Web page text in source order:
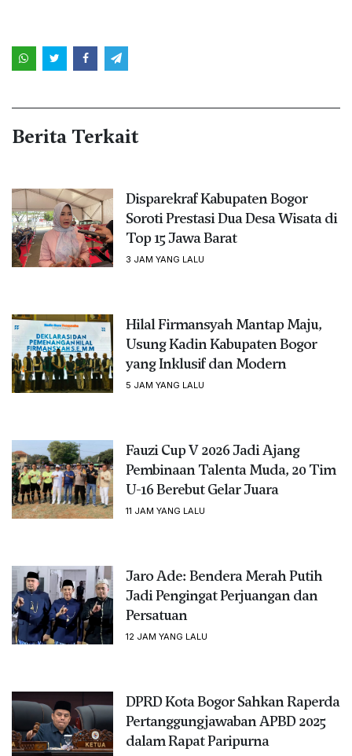
Berita Terkait
Disparekraf Kabupaten Bogor
Soroti Prestasi Dua Desa Wisata di
Top 15 Jawa Barat
3 JAM YANG LALU
Hilal Firmansyah Mantap Maju,
Usung Kadin Kabupaten Bogor
yang Inklusif dan Modern
5 JAM YANG LALU
Fauzi Cup V 2026 Jadi Ajang
Pembinaan Talenta Muda, 20 Tim
U-16 Berebut Gelar Juara
11 JAM YANG LALU
Jaro Ade: Bendera Merah Putih
Jadi Pengingat Perjuangan dan
Persatuan
12 JAM YANG LALU
DPRD Kota Bogor Sahkan Raperda
Pertanggungjawaban APBD 2025
dalam Rapat Paripurna